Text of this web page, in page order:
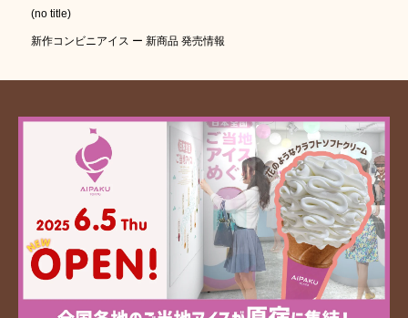
(no title)
新作コンビニアイス ー 新商品 発売情報